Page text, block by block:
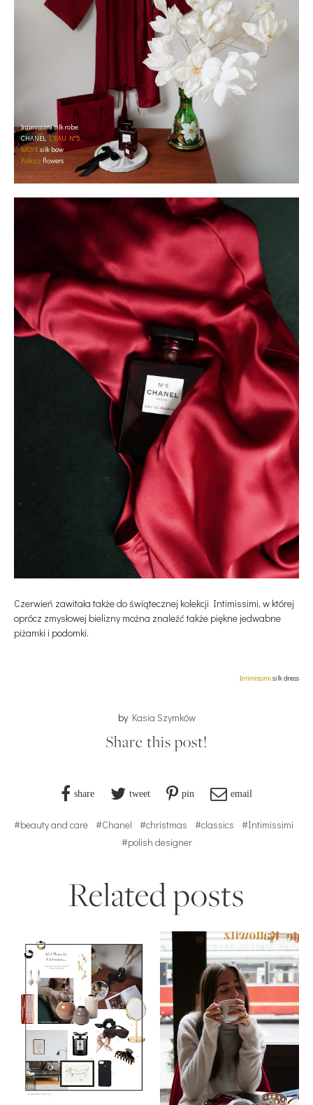
Intimissimi silk robe
CHANEL L'EAU N°5
MOYEsilk bow
Folkiszflowers
Czerwień zawitała także do świątecznej kolekcji Intimissimi, w której
oprócz zmysłowej bielizny można znaleźć także piękne jedwabne
piżamki i podomki.
Intimissimi silk dress
by Kasia Szymków
Share this post!
share tweet pin email
#beauty and care #Chanel #christmas #classics
#Intimissimi
#polish designer
Related posts